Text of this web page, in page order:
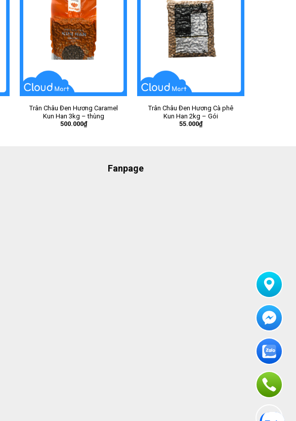
Trân Châu Đen Hương Caramel
Kun Han 3kg – thùng
500.000₫
Trân Châu Đen Hương Cà phê
Kun Han 2kg – Gói
55.000₫
Fanpage